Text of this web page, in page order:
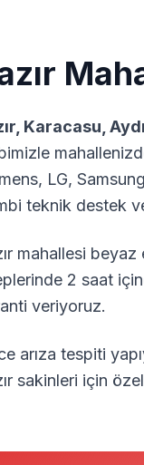
Karacasu
LG,
teknik destek
mahallesi beyaz
2 saat
veriyoruz.
arıza tespiti
sakinleri için